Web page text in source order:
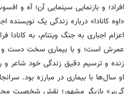
افراد؛ و بازنمایی سینمایی آن؛ آه و
«اوه کانادا» درباره زندگی یک
اعزام اجباری به جنگ ویتنام، به کانادا
عمرش است؛ و با بیماری سخت دست
زنده و ترسیم دقیق زندگی خود شاعر
او سال‌ها با بیماری در مبارزه بود.
گی‌یر» بازیگر مشهور؛ نقش شخصیت